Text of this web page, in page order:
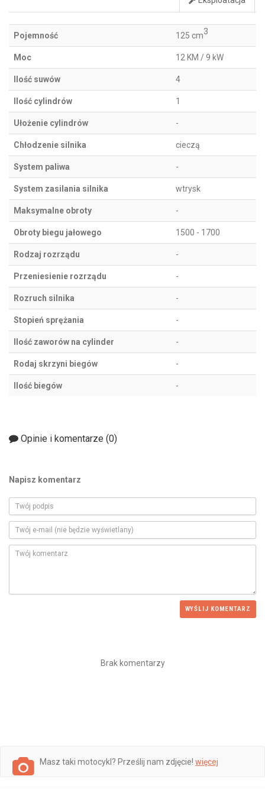
Pojemność 125 cm3
Moc 12 KM / 9 kW
Ilość suwów 4
Ilość cylindrów 1
Ułożenie cylindrów -
Chłodzenie silnika cieczą
System paliwa -
System zasilania silnika wtrysk
Maksymalne obroty -
Obroty biegu jałowego 1500 - 1700
Rodzaj rozrządu -
Przeniesienie rozrządu -
Rozruch silnika -
Stopień sprężania -
Ilość zaworów na cylinder -
Rodaj skrzyni biegów -
Ilość biegów -
Opinie i komentarze (0)
Napisz komentarz
WYŚLIJ KOMENTARZ
Brak komentarzy
Masz taki motocykl? Prześlij nam zdjęcie! więcej